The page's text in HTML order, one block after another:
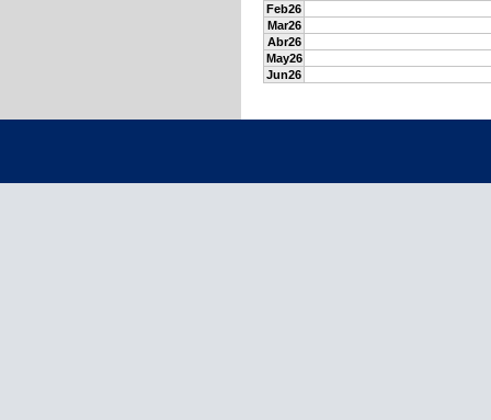
Feb26
Mar26
Abr26
May26
Jun26